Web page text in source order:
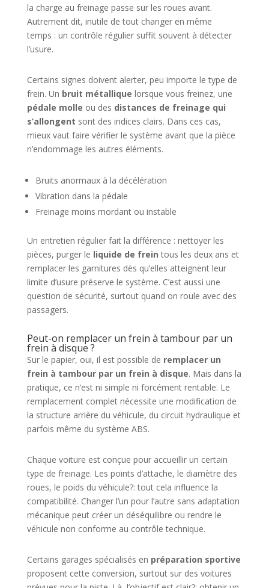
la charge au freinage passe sur les roues avant.
Autrement dit, inutile de tout changer en même
temps : un contrôle régulier suffit souvent à détecter
l’usure.
Certains signes doivent alerter, peu importe le type de
frein. Un bruit métallique lorsque vous freinez, une
pédale molle ou des distances de freinage qui
s’allongent sont des indices clairs. Dans ces cas,
mieux vaut faire vérifier le système avant que la pièce
n’endommage les autres éléments.
Bruits anormaux à la décélération
Vibration dans la pédale
Freinage moins mordant ou instable
Un entretien régulier fait la différence : nettoyer les
pièces, purger le liquide de frein tous les deux ans et
remplacer les garnitures dès qu’elles atteignent leur
limite d’usure préserve le système. C’est aussi une
question de sécurité, surtout quand on roule avec des
passagers.
Peut-on remplacer un frein à tambour par un
frein à disque ?
Sur le papier, oui, il est possible de remplacer un
frein à tambour par un frein à disque. Mais dans la
pratique, ce n’est ni simple ni forcément rentable. Le
remplacement complet nécessite une modification de
la structure arrière du véhicule, du circuit hydraulique et
parfois même du système ABS.
Chaque voiture est conçue pour accueillir un certain
type de freinage. Les points d’attache, le diamètre des
roues, le poids du véhicule?: tout cela influence la
compatibilité. Changer l’un pour l’autre sans adaptation
mécanique peut créer un déséquilibre ou rendre le
véhicule non conforme au contrôle technique.
Certains garages spécialisés en préparation sportive
proposent cette conversion, surtout sur des voitures